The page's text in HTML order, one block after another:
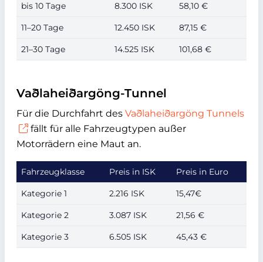
bis 10 Tage 8.300 ISK 58,10 €
11–20 Tage 12.450 ISK 87,15 €
21–30 Tage 14.525 ISK 101,68 €
Vaðlaheiðargöng-Tunnel
Für die Durchfahrt des Vaðlaheiðargöng Tunnels
fällt für alle Fahrzeugtypen außer
Motorrädern eine Maut an.
Fahrzeugklasse Preis in ISK Preis in Euro
Kategorie 1 2.216 ISK 15,47€
Kategorie 2 3.087 ISK 21,56 €
Kategorie 3 6.505 ISK 45,43 €